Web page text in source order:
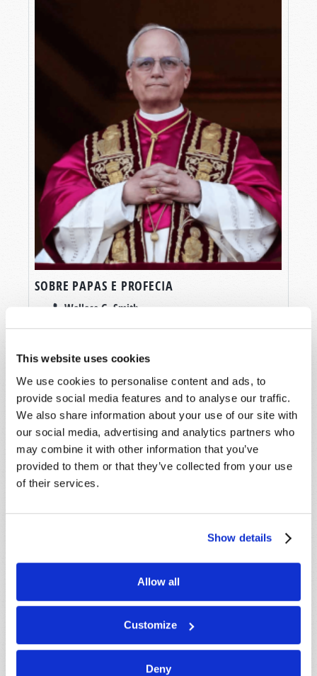
This website uses cookies
We use cookies to personalise content and ads, to
provide social media features and to analyse our traffic.
We also share information about your use of our site with
our social media, advertising and analytics partners who
may combine it with other information that you’ve
provided to them or that they’ve collected from your use
of their services.
Show details
Allow all
Customize
Deny
SOBRE PAPAS E PROFECIA
Wallace G. Smith